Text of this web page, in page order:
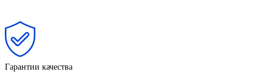
Гарантии качества